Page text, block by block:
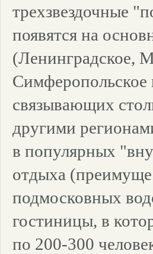
трехзвездочные
появятся на
(Ленинградское,
связывающих
другими
в популярных
отдыха
подмосковных
гостиницы, в
по 200-300